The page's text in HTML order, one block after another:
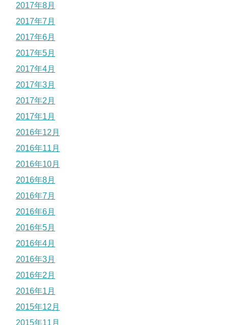
2017年8月
2017年7月
2017年6月
2017年5月
2017年4月
2017年3月
2017年2月
2017年1月
2016年12月
2016年11月
2016年10月
2016年8月
2016年7月
2016年6月
2016年5月
2016年4月
2016年3月
2016年2月
2016年1月
2015年12月
2015年11月